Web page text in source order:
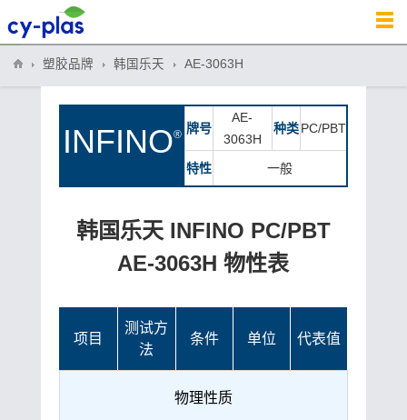
塑胶品牌 韩国乐天 AE-3063H
INFINO® 牌号
AE-
3063H
种类 PC/PBT
特性 一般
韩国乐天 INFINO PC/PBT
AE-3063H 物性表
项目
测试方
法
条件 单位 代表值
物理性质